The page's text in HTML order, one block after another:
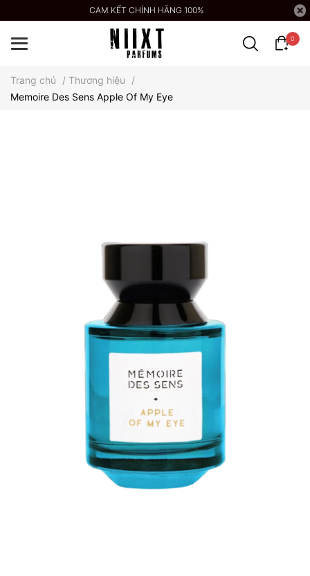
CAM KẾT CHÍNH HÃNG 100%
0
Trang chủ / Thương hiệu
/
Memoire Des Sens Apple Of My Eye